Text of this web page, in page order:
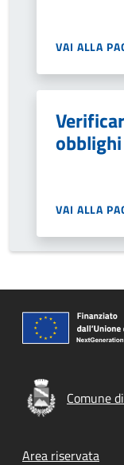
VAI ALLA
VAI ALLA
Comune
Area riservata